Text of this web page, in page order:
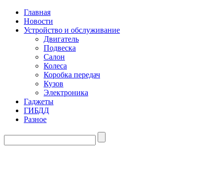
Главная
Новости
Устройство и обслуживание
Двигатель
Подвеска
Салон
Колеса
Коробка передач
Кузов
Электроника
Гаджеты
ГИБДД
Разное